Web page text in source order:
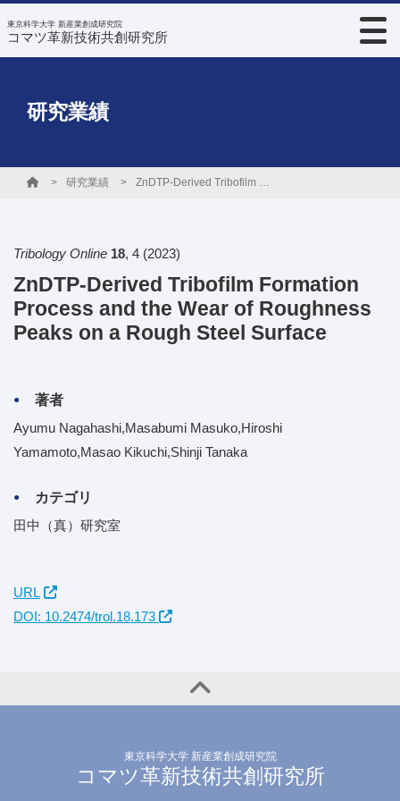
東京科学大学 新産業創成研究院
コマツ革新技術共創研究所
研究業績
研究業績 ZnDTP-Derived Tribofilm Formation Process and the Wear of Roughness Peaks on a Rough Steel Surface
Tribology Online 18, 4 (2023)
ZnDTP-Derived Tribofilm Formation
Process and the Wear of Roughness
Peaks on a Rough Steel Surface
著者
Ayumu Nagahashi,Masabumi Masuko,Hiroshi
Yamamoto,Masao Kikuchi,Shinji Tanaka
カテゴリ
田中（真）研究室
URL
DOI: 10.2474/trol.18.173
東京科学大学 新産業創成研究院
コマツ革新技術共創研究所